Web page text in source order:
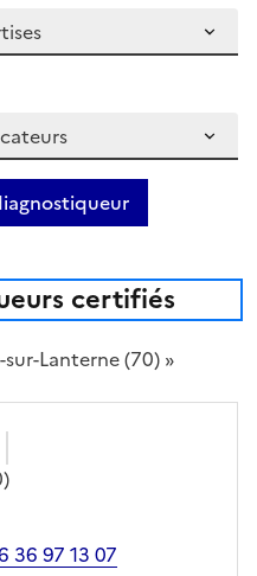
certifiés
Lanterne (70) »
36 97 13 07